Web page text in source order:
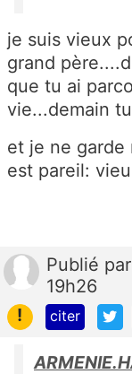
je suis vieux
grand
que tu ai
vie...demain
et je ne
est pareil:
Publié par
19h26
!
citer